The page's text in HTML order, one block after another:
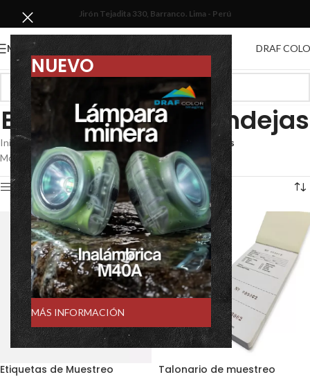
NUEVO
MÁS INFORMACIÓN
Jirón Tejadita 330, Barranco. Lima - Perú
MENU DRAF
Etiquetas para bandejas
Inicio /Equipos de muestreo/Etiquetas para bandejas
Mostrando los 2 resultados
Show sidebar
Etiquetas de Muestreo Talonario de muestreo